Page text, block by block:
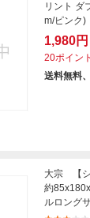
リント ダ
m/ピンク)
1,980円
20ポイント
送料無料
大宗 【シ
約
ルロング